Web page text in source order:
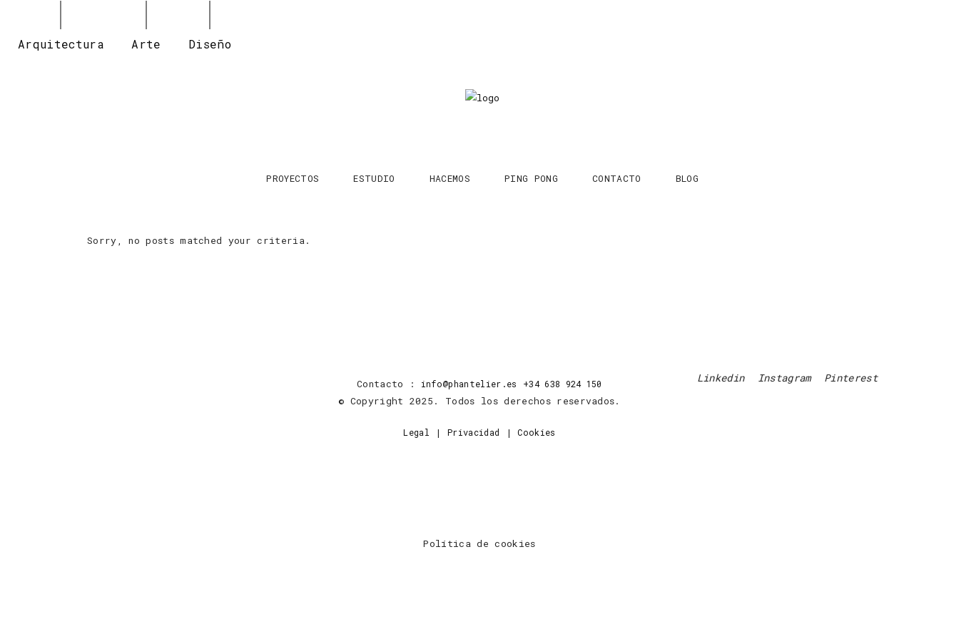
Arquitectura Arte Diseño
PROYECTOS ESTUDIO HACEMOS PING PONG CONTACTO BLOG
Sorry, no posts matched your criteria.
Contacto : info@phantelier.es +34 638 924 150
© Copyright 2025. Todos los derechos reservados.
Legal |Privacidad |Cookies
Linkedin Instagram Pinterest
Política de cookies